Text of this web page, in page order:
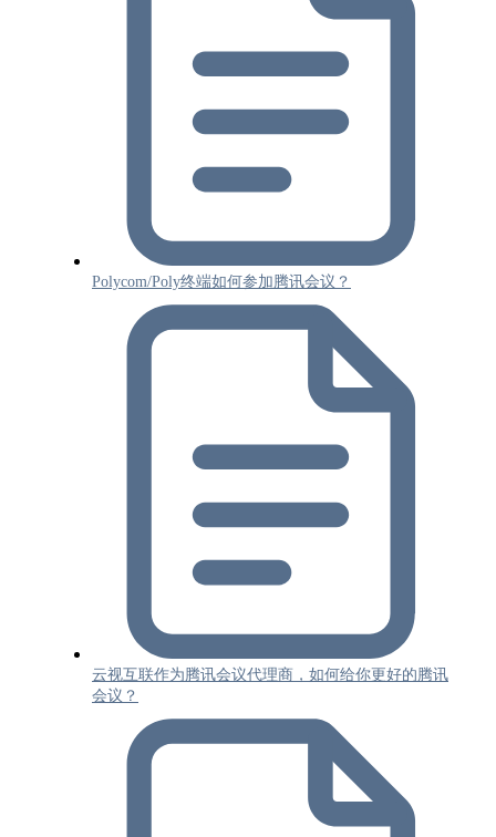
Polycom/Poly终端如何参加腾讯会议？
云视互联作为腾讯会议代理商，如何给你更好的腾讯
会议？